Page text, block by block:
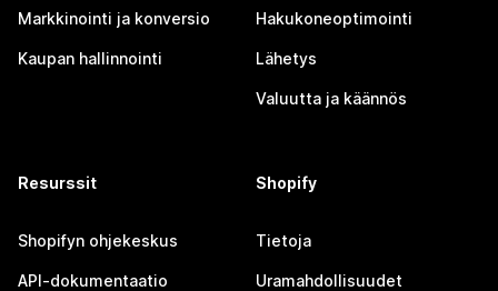
Markkinointi ja konversio
Kaupan hallinnointi
Hakukoneoptimointi
Lähetys
Valuutta ja käännös
Resurssit
Shopifyn ohjekeskus
API-dokumentaatio
Shopify
Tietoja
Uramahdollisuudet